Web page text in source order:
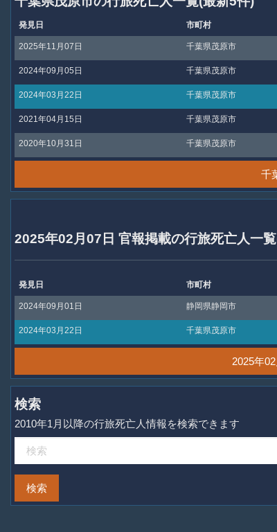
発見日 市町村
2025年11月07日 千葉県茂原市
2024年09月05日 千葉県茂原市
2024年03月22日 千葉県茂原市
2021年04月15日 千葉県茂原市
2020年10月31日 千葉県茂原市
千
2025年02月07日 官報掲載の行旅死亡人一
発見日 市町村
2024年09月01日 静岡県静岡市
2024年03月22日 千葉県茂原市
2025年
検索
2010年1月以降の行旅死亡人情報を検索できます